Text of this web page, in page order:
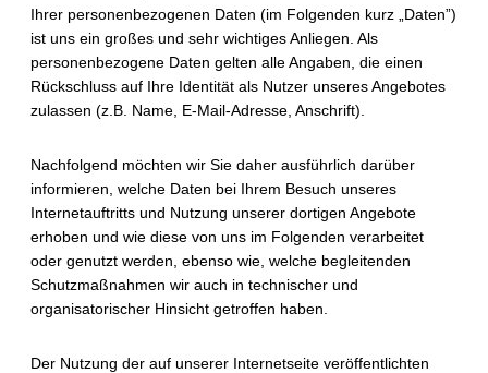
Ihrer personenbezogenen Daten (im Folgenden kurz „Daten”)
ist uns ein großes und sehr wichtiges Anliegen. Als
personenbezogene Daten gelten alle Angaben, die einen
Rückschluss auf Ihre Identität als Nutzer unseres Angebotes
zulassen (z.B. Name, E-Mail-Adresse, Anschrift).
Nachfolgend möchten wir Sie daher ausführlich darüber
informieren, welche Daten bei Ihrem Besuch unseres
Internetauftritts und Nutzung unserer dortigen Angebote
erhoben und wie diese von uns im Folgenden verarbeitet
oder genutzt werden, ebenso wie, welche begleitenden
Schutzmaßnahmen wir auch in technischer und
organisatorischer Hinsicht getroffen haben.
Der Nutzung der auf unserer Internetseite veröffentlichten